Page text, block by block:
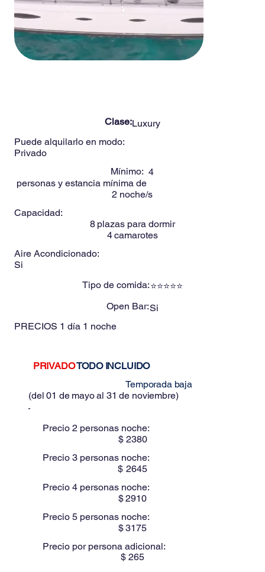
Clase:Luxury
Puede alquilarlo en modo:
Privado
Mínimo: 4
personas y estancia mínima de
2 noche/s
Capacidad:
8 plazas para dormir
4camarotes
Aire Acondicionado:
Si
Tipo de comida:⭐⭐⭐⭐⭐
Open Bar:Si
PRECIOS 1 día 1 noche
PRIVADOTODO INCLUIDO
Estos precios son para:Temporada baja
(del 01 de mayo al 31 de noviembre)
Precio 2 personas noche:
$ 2380
Precio 3 personas noche:
$ 2645
Precio 4 personas noche:
$2910
Precio 5 personas noche:
$3175
Precio por persona adicional:
$265